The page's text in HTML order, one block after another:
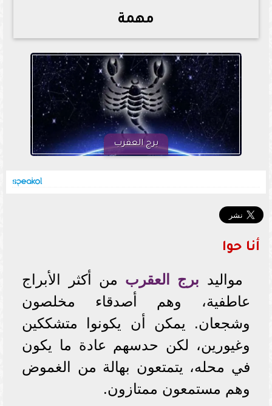
مهمة
برج العقرب
أنا حوا
مواليد برج العقرب من أكثر الأبراج
عاطفية، وهم أصدقاء مخلصون
وشجعان. يمكن أن يكونوا متشككين
وغيورين، لكن حدسهم عادة ما يكون
في محله، يتمتعون بهالة من الغموض
وهم مستمعون ممتازون.